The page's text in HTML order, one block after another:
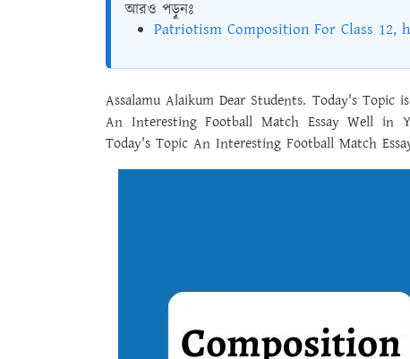
আরও পড়ুনঃ
Patriotism Composition For Class 12,
Assalamu Alaikum Dear Students. Today's
An Interesting Football Match Essay Well in
Today's Topic An Interesting Football Match